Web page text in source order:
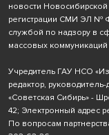
новости
регистрации СМИ ЭЛ №
службой по надзору в
массовых коммуникаций
Учредитель ГАУ НСО
редактор,
«Советская Сибирь» -
42; Электронный адрес
По вопросам